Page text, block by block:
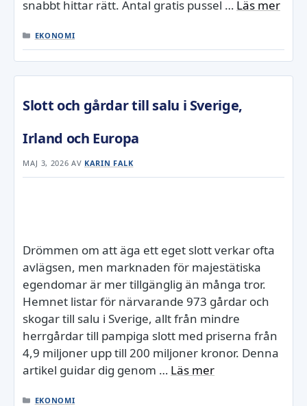
snabbt hittar rätt. Antal gratis pussel … Läs mer
KATEGORIER
EKONOMI
Slott och gårdar till salu i Sverige,
Irland och Europa
MAJ 3, 2026 AV KARIN FALK
Drömmen om att äga ett eget slott verkar ofta
avlägsen, men marknaden för majestätiska
egendomar är mer tillgänglig än många tror.
Hemnet listar för närvarande 973 gårdar och
skogar till salu i Sverige, allt från mindre
herrgårdar till pampiga slott med priserna från
4,9 miljoner upp till 200 miljoner kronor. Denna
artikel guidar dig genom … Läs mer
KATEGORIER
EKONOMI